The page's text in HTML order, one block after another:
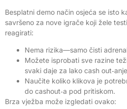
Besplatni demo način osjeća se isto
savršeno za nove igrače koji žele
reagirati:
Nema rizika—samo čisti
Možete isprobati sve razine
svaki daje za lako cash
Naučite koliko klikova je
do cashout‑a pod pritiskom.
Brza vježba može izgledati ovako: